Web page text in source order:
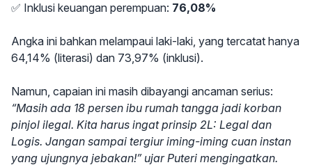
✅ Inklusi keuangan perempuan: 76,08%
Angka ini bahkan melampaui laki-laki, yang tercatat hanya
64,14% (literasi) dan 73,97% (inklusi).
Namun, capaian ini masih dibayangi ancaman serius:
“Masih ada 18 persen ibu rumah tangga jadi korban
pinjol ilegal. Kita harus ingat prinsip 2L: Legal dan
Logis. Jangan sampai tergiur iming-iming cuan instan
yang ujungnya jebakan!” ujar Puteri mengingatkan.